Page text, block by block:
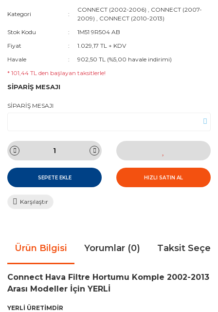
Kategori
CONNECT (2002-2006) , CONNECT (2007-
2009) , CONNECT (2010-2013)
Stok Kodu
1M51 9R504 AB
Fiyat
1.029,17 TL + KDV
Havale
902,50 TL (%5,00 havale indirimi)
* 101,44 TL den başlayan taksitlerle!
SİPARİŞ MESAJI
SİPARİŞ MESAJI
SEPETE EKLE HIZLI SATIN AL
Karşılaştır
Ürün Bilgisi Yorumlar (0) Taksit
Connect Hava Filtre Hortumu Komple 2002-2013
Arası Modeller İçin YERLİ
YERLİ ÜRETİMDİR